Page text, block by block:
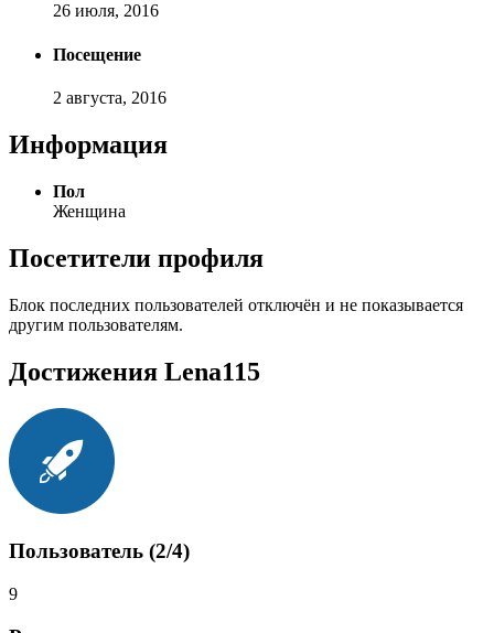
26 июля, 2016
Посещение
2 августа, 2016
Информация
Пол
Женщина
Посетители профиля
Блок последних пользователей отключён и не показывается
другим пользователям.
Достижения Lena115
Пользователь (2/4)
9